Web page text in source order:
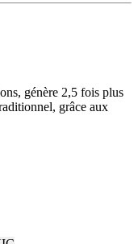
génère 2,5 fois plus
grâce aux